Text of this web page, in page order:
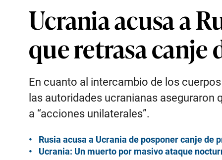
Ucrania acusa a
que retrasa canje
En cuanto al intercambio de los
las autoridades ucranianas
a “acciones unilaterales”.
Rusia acusa a Ucrania de posponer canje de
Ucrania: Un muerto por masivo ataque